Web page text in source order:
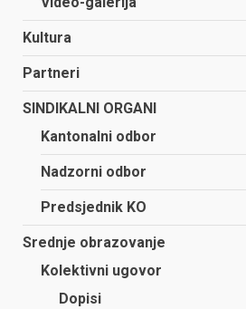
Kultura
Partneri
SINDIKALNI ORGANI
Kantonalni odbor
Nadzorni odbor
Predsjednik KO
Srednje obrazovanje
Kolektivni ugovor
Dopisi